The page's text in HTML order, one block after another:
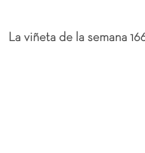
La viñeta de la semana